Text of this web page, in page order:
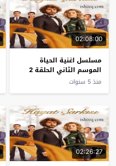
02:08:00
مسلسل اغنية الحياة
الموسم الثاني الحلقة 2
منذ 5 سنوات
02:26:27